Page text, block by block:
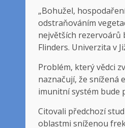
„Bohužel,
odstraňováním
největších rezervoárů
Flinders. Univerzita v
Problém, který vědci
naznačují, že snížená
imunitní systém bude
Citovali předchozí
oblastmi sníženou